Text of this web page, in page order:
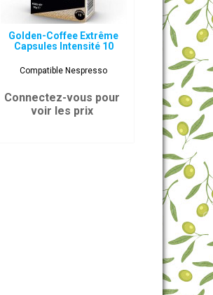
Golden-Coffee Extrême
Capsules Intensité 10
Compatible Nespresso
Connectez-vous pour
voir les prix